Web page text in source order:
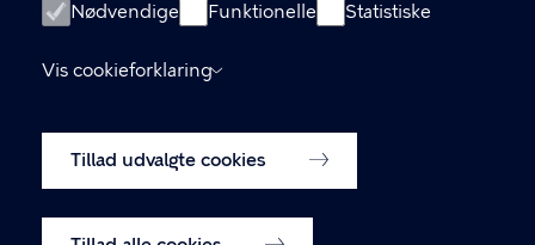
Nødvendige Funktionelle Statistiske
Vis cookieforklaring
Tillad udvalgte cookies
Tilgængelighedserklæring
Om hjemmesiden
Cookiepolitik